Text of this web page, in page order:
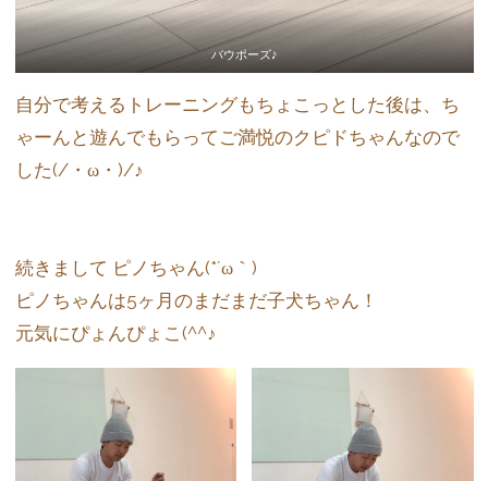
バウポーズ♪
自分で考えるトレーニングもちょこっとした後は、ち
ゃーんと遊んでもらってご満悦のクピドちゃんなので
した(/・ω・)/♪
続きまして ピノちゃん(*´ω｀)
ピノちゃんは5ヶ月のまだまだ子犬ちゃん！
元気にぴょんぴょこ(^^♪